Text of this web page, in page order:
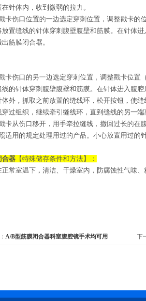
针体内，收到微弱的拉力。
卡伤口位置的一边选定穿刺位置，调整戳卡的
放置缝线的针体穿刺腹壁腹壁和筋膜。在针体
筋膜闭合器。
卡伤口的另一边选定穿刺位置，调整戳卡位置
线的针体穿刺腹壁腹壁和筋膜。在针体进入腹
体外，抓取之前放置的缝线环，松开按钮，使
穿过组织，继续牵引缝线环，直到缝线的另一端
卡从伤口移开，用手牵拉缝线，撤回过长的在
适用的规定处理用过的产品。小心放置用过的
合器 【特殊储存条件和方法】：
正常室温下，清洁、干燥室内，防腐蚀性气味、
A/B型筋膜闭合器科室腹腔镜手术均可用 下